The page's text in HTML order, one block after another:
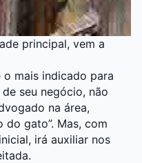
principal, vem a
mais indicado para
seu negócio, não
na área,
do gato”. Mas, com
irá auxiliar nos